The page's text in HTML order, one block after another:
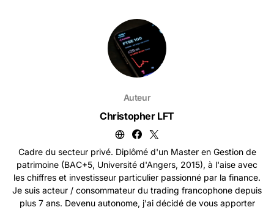
Auteur
Christopher LFT
Cadre du secteur privé. Diplômé d'un Master en Gestion de
patrimoine (BAC+5, Université d'Angers, 2015), à l'aise avec
les chiffres et investisseur particulier passionné par la finance.
Je suis acteur / consommateur du trading francophone depuis
plus 7 ans. Devenu autonome, j'ai décidé de vous apporter